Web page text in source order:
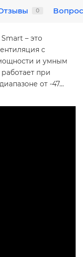
0
– это
с
и умным
при
от -47…